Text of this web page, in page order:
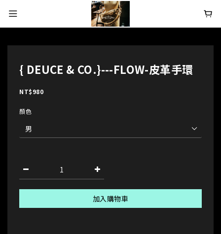
{ DEUCE & CO.}---FLOW-皮革手環
NT$980
顏色
加入購物車